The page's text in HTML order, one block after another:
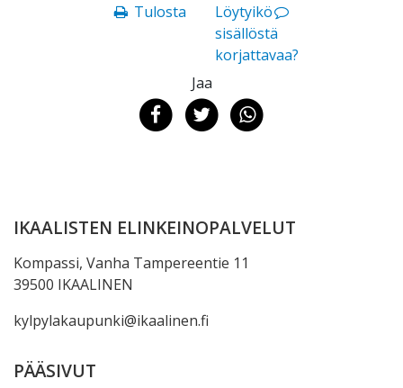
Tulosta
Löytyikö
sisällöstä
korjattavaa?
Jaa
IKAALISTEN ELINKEINOPALVELUT
Kompassi, Vanha Tampereentie 11
39500 IKAALINEN
kylpylakaupunki@ikaalinen.fi
PÄÄSIVUT